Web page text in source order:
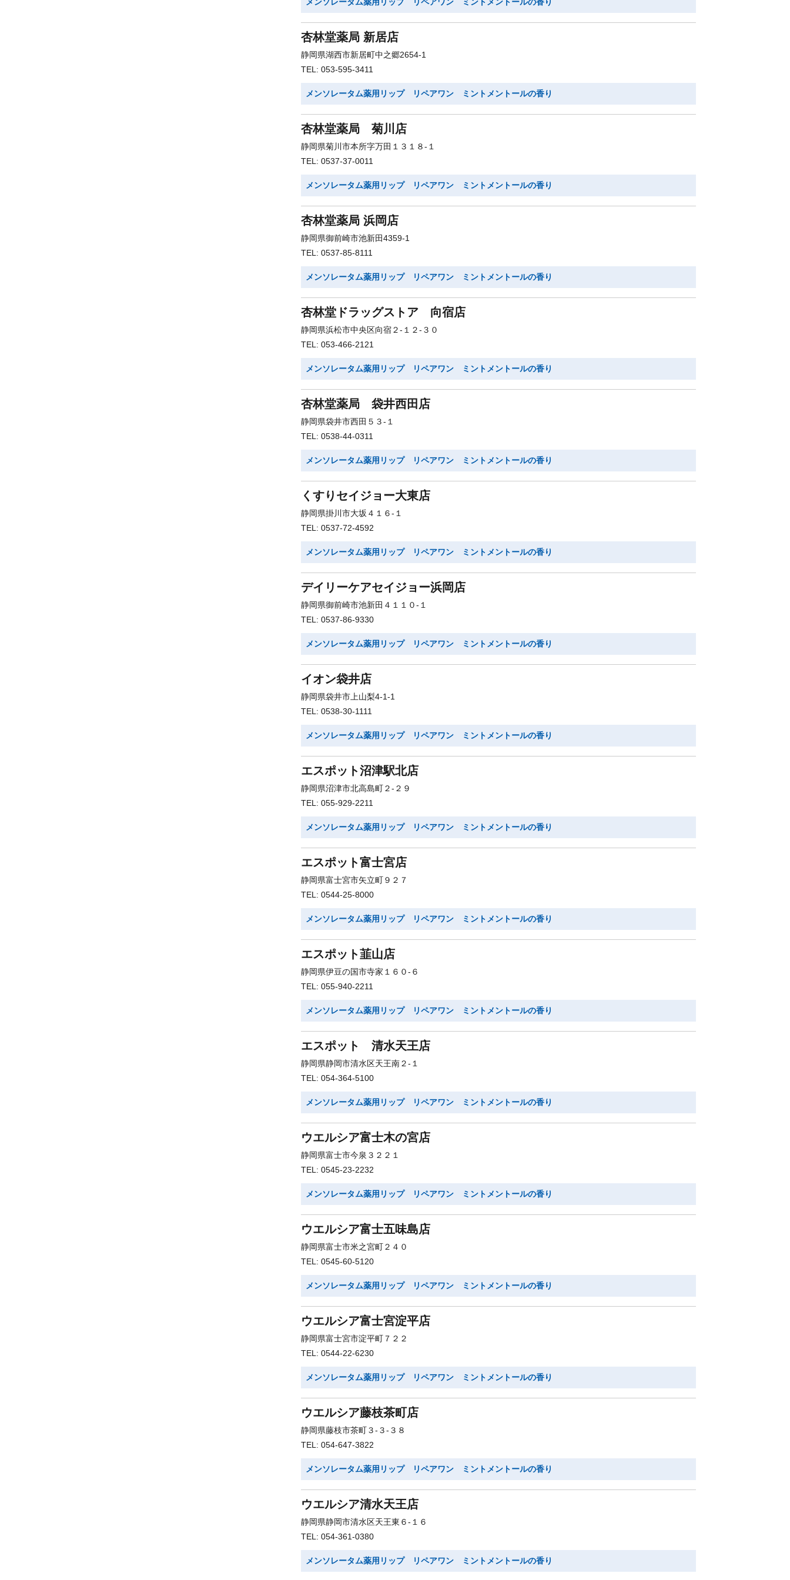
杏林堂薬局 新居店
静岡県湖西市新居町中之郷2654-1
TEL: 053-595-3411
メンソレータム薬用リップ リペアワン ミントメントールの香り
杏林堂薬局 菊川店
静岡県菊川市本所字万田１３１８-１
TEL: 0537-37-0011
メンソレータム薬用リップ リペアワン ミントメントールの香り
杏林堂薬局 浜岡店
静岡県御前崎市池新田4359-1
TEL: 0537-85-8111
メンソレータム薬用リップ リペアワン ミントメントールの香り
杏林堂ドラッグストア 向宿店
静岡県浜松市中央区向宿２-１２-３０
TEL: 053-466-2121
メンソレータム薬用リップ リペアワン ミントメントールの香り
杏林堂薬局 袋井西田店
静岡県袋井市西田５３-１
TEL: 0538-44-0311
メンソレータム薬用リップ リペアワン ミントメントールの香り
くすりセイジョー大東店
静岡県掛川市大坂４１６-１
TEL: 0537-72-4592
メンソレータム薬用リップ リペアワン ミントメントールの香り
デイリーケアセイジョー浜岡店
静岡県御前崎市池新田４１１０-１
TEL: 0537-86-9330
メンソレータム薬用リップ リペアワン ミントメントールの香り
イオン袋井店
静岡県袋井市上山梨4-1-1
TEL: 0538-30-1111
メンソレータム薬用リップ リペアワン ミントメントールの香り
エスポット沼津駅北店
静岡県沼津市北高島町２-２９
TEL: 055-929-2211
メンソレータム薬用リップ リペアワン ミントメントールの香り
エスポット富士宮店
静岡県富士宮市矢立町９２７
TEL: 0544-25-8000
メンソレータム薬用リップ リペアワン ミントメントールの香り
エスポット韮山店
静岡県伊豆の国市寺家１６０-６
TEL: 055-940-2211
メンソレータム薬用リップ リペアワン ミントメントールの香り
エスポット 清水天王店
静岡県静岡市清水区天王南２-１
TEL: 054-364-5100
メンソレータム薬用リップ リペアワン ミントメントールの香り
ウエルシア富士木の宮店
静岡県富士市今泉３２２１
TEL: 0545-23-2232
メンソレータム薬用リップ リペアワン ミントメントールの香り
ウエルシア富士五味島店
静岡県富士市米之宮町２４０
TEL: 0545-60-5120
メンソレータム薬用リップ リペアワン ミントメントールの香り
ウエルシア富士宮淀平店
静岡県富士宮市淀平町７２２
TEL: 0544-22-6230
メンソレータム薬用リップ リペアワン ミントメントールの香り
ウエルシア藤枝茶町店
静岡県藤枝市茶町３-３-３８
TEL: 054-647-3822
メンソレータム薬用リップ リペアワン ミントメントールの香り
ウエルシア清水天王店
静岡県静岡市清水区天王東６-１６
TEL: 054-361-0380
メンソレータム薬用リップ リペアワン ミントメントールの香り